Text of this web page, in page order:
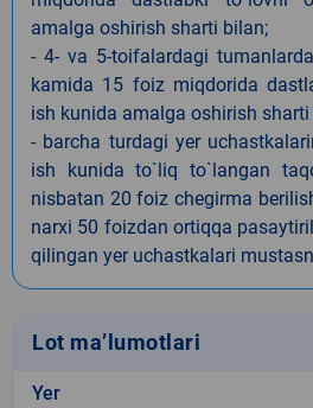
amalga oshirish sharti bilan;
- 4- va 5-toifalardagi
kamida 15 foiz miqdorida
ish kunida amalga oshirish sharti
- barcha turdagi yer
ish kunida to`liq to`langan
nisbatan 20 foiz chegirma
narxi 50 foizdan ortiqqa
qilingan yer uchastkalari
Lot ma’lumotlari
Yer